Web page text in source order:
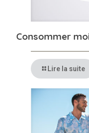
Consommer
Lire la suite